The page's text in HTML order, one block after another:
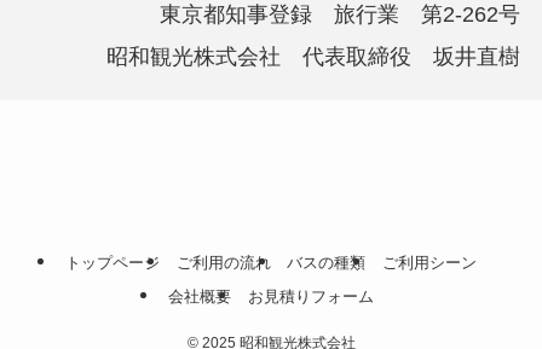
東京都知事登録 旅行業 第2-262号
昭和観光株式会社 代表取締役 坂井直樹
トップページ ご利用の流れ バスの種類
ご利用シーン
会社概要
お見積りフォーム
©2025 昭和観光株式会社